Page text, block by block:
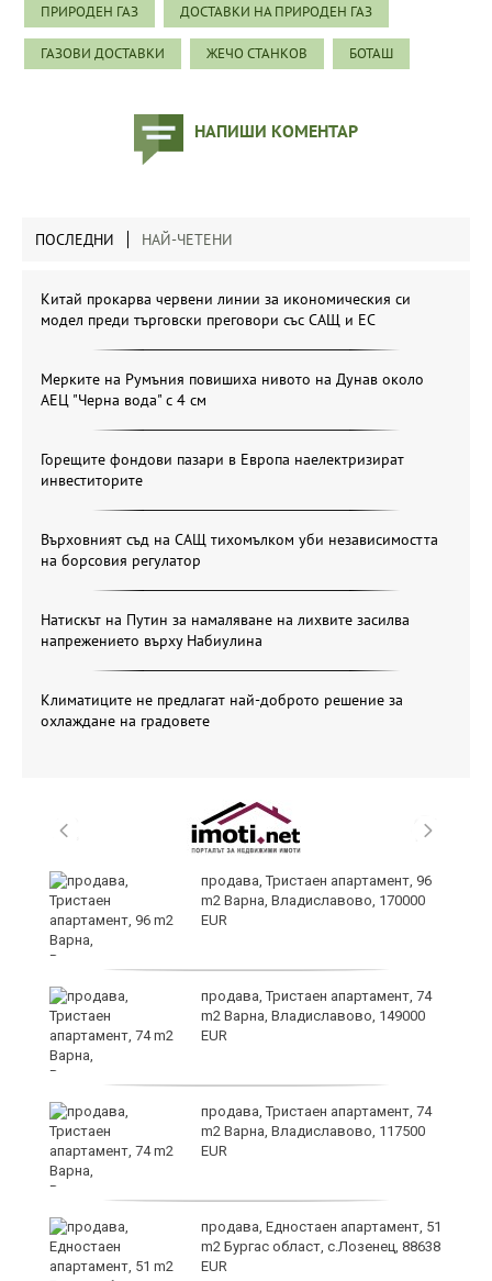
ПРИРОДЕН ГАЗ ДОСТАВКИ НА ПРИРОДЕН ГАЗ
ГАЗОВИ ДОСТАВКИ ЖЕЧО СТАНКОВ БОТАШ
НАПИШИ КОМЕНТАР
ПОСЛЕДНИ НАЙ-ЧЕТЕНИ
Китай прокарва червени линии за икономическия си
модел преди търговски преговори със САЩ и ЕС
Мерките на Румъния повишиха нивото на Дунав около
АЕЦ "Черна вода" с 4 см
Горещите фондови пазари в Европа наелектризират
инвеститорите
Върховният съд на САЩ тихомълком уби независимостта
на борсовия регулатор
Натискът на Путин за намаляване на лихвите засилва
напрежението върху Набиулина
Климатиците не предлагат най-доброто решение за
охлаждане на градовете
продава, Тристаен апартамент, 96
m2 Варна, Владиславово, 170000
EUR
продава, Тристаен апартамент, 74
m2 Варна, Владиславово, 149000
EUR
продава, Тристаен апартамент, 74
m2 Варна, Владиславово, 117500
EUR
продава, Едностаен апартамент, 51
m2 Бургас област, с.Лозенец, 88638
EUR